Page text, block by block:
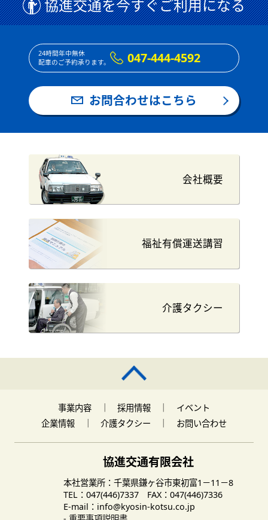
協進交通を今すぐご利用になる
24時間年中無休
配車のご予約承ります。
047-444-4592
お問合わせはこちら
会社概要
福祉有償運送講習
介護タクシー
事業内容 採用情報
イベント
企業情報
介護タクシー お問い合わせ
協進交通有限会社
本社営業所：千葉県鎌ヶ谷市東初富1－11－8
TEL：047(446)7337 FAX：047(446)7336
E-mail：info@kyosin-kotsu.co.jp